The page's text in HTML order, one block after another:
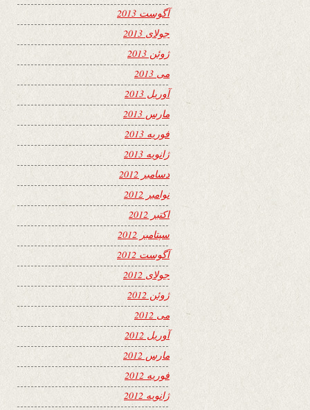
آگوست 2013
جولای 2013
ژوئن 2013
می 2013
آوریل 2013
مارس 2013
فوریه 2013
ژانویه 2013
دسامبر 2012
نوامبر 2012
اکتبر 2012
سپتامبر 2012
آگوست 2012
جولای 2012
ژوئن 2012
می 2012
آوریل 2012
مارس 2012
فوریه 2012
ژانویه 2012